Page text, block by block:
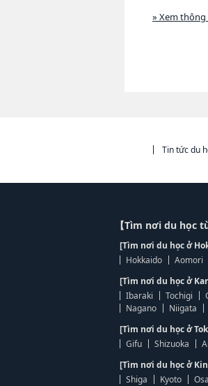
» Xem
Tin tức du
【Tìm nơi du học
[Tìm nơi du học ở
Hokkaido
Aomori
[Tìm nơi du học ở
Ibaraki
Tochigi
Nagano
Niigata
[Tìm nơi du học ở
Gifu
Shizuoka
[Tìm nơi du học ở
Shiga
Kyoto